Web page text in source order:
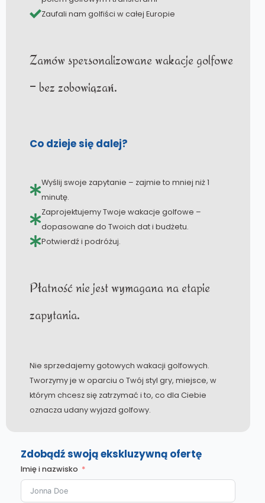
Zaufali nam golfiści w całej Europie
Zamów spersonalizowane wakacje golfowe
– bez zobowiązań.
Co dzieje się dalej?
Wyślij swoje zapytanie – zajmie to mniej niż 1
minutę.
Zaprojektujemy Twoje wakacje golfowe –
dopasowane do Twoich dat i budżetu.
Potwierdź i podróżuj.
Płatność nie jest wymagana na etapie
zapytania.
Nie sprzedajemy gotowych wakacji golfowych.
Tworzymy je w oparciu o Twój styl gry, miejsce, w
którym chcesz się zatrzymać i to, co dla Ciebie
oznacza udany wyjazd golfowy.
Zdobądź swoją ekskluzywną ofertę
Imię i nazwisko